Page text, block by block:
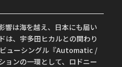
響は海を越え、日本にも届い
は、宇多田ヒカルとの関わり
ューシングル『Automatic /
ンの一環として、ロドニー